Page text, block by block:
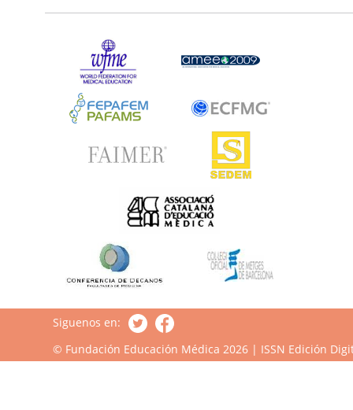
Siguenos en:
© Fundación Educación Médica 2026 | ISSN Edición